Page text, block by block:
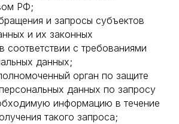
РФ;
и запросы субъектов
и их законных
соответствии с требованиями
данных;
орган по защите
данных по запросу
информацию в течение
такого запроса;